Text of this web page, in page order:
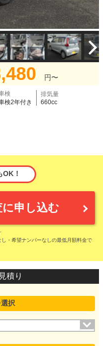
円〜
検
検2年付き
排気量
660cc
OK！
申し込む
・希望ナンバーなしの最低月額料金で
積り
択